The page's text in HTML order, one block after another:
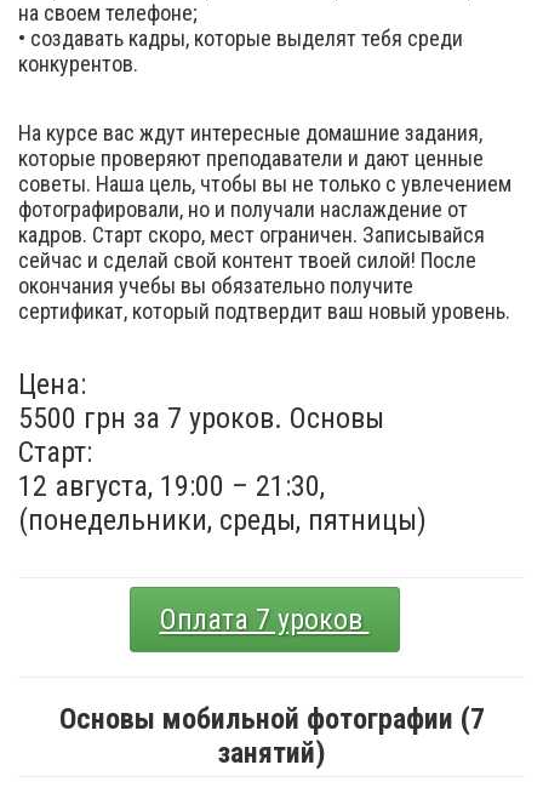
на своем телефоне;
• создавать кадры, которые выделят тебя среди
конкурентов.
На курсе вас ждут интересные домашние задания,
которые проверяют преподаватели и дают ценные
советы. Наша цель, чтобы вы не только с увлечением
фотографировали, но и получали наслаждение от
кадров. Старт скоро, мест ограничен. Записывайся
сейчас и сделай свой контент твоей силой! После
окончания учебы вы обязательно получите
сертификат, который подтвердит ваш новый уровень.
Цена:
5500 грн за 7 уроков. Основы
Старт:
12 августа, 19:00 – 21:30,
(понедельники, среды, пятницы)
Оплата 7 уроков
Основы мобильной фотографии (7
занятий)